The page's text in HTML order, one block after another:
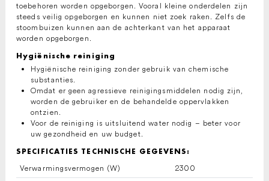
toebehoren worden opgeborgen. Vooral kleine onderdelen zijn
steeds veilig opgeborgen en kunnen niet zoek raken. Zelfs de
stoombuizen kunnen aan de achterkant van het apparaat
worden opgeborgen.
Hygiënische reiniging
Hygiënische reiniging zonder gebruik van chemische
substanties.
Omdat er geen agressieve reinigingsmiddelen nodig zijn,
worden de gebruiker en de behandelde oppervlakken
ontzien.
Voor de reiniging is uitsluitend water nodig – beter voor
uw gezondheid en uw budget.
SPECIFICATIES TECHNISCHE GEGEVENS:
Verwarmingsvermogen (W) 2300